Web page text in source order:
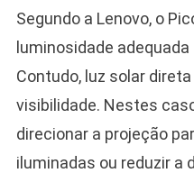
Segundo a Lenovo, o
luminosidade
Contudo, luz solar
visibilidade. Nestes
direcionar a projeção
iluminadas ou reduzir a